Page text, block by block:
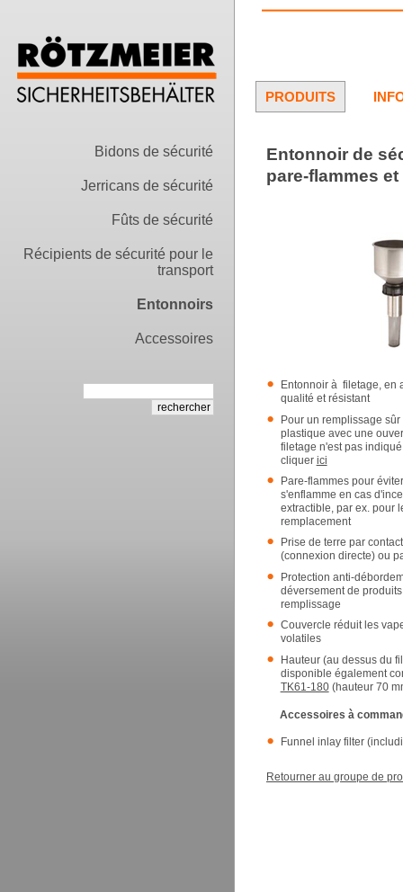
Bidons de sécurité
Jerricans de sécurité
Fûts de sécurité
Récipients de sécurité pour le
transport
Entonnoirs
Accessoires
PRODUITS
Entonnoir de
pare-flammes
Entonnoir à filetage, en
qualité et résistant
Pour un remplissage
plastique avec une
filetage n'est pas
cliquer ici
Pare-flammes pour
s'enflamme en cas
extractible, par ex. pour
remplacement
Prise de terre par
(connexion directe) ou
Protection anti-
déversement de
remplissage
Couvercle réduit les
volatiles
Hauteur (au dessus du
disponible également
TK61-180(hauteur 70
Accessoires à
Funnel inlay filter
Retourner au groupe de